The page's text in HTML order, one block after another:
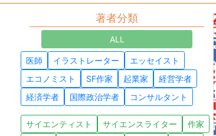
著者分類
ALL
医師 イラストレーター
エッセイスト
エコノミスト
SF作家 起業家
経営学者
経済学者
国際政治学者 コンサルタント
サイエンティスト サイエンスライター
作家